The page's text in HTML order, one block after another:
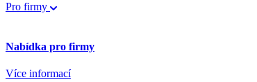
Pro firmy
Nabídka pro firmy
Více informací